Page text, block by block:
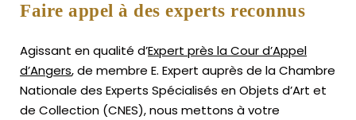
Faire appel à des experts reconnus
Agissant en qualité d’Expert près la Cour d’Appel
d’Angers, de membre E. Expert auprès de laChambre
Nationale des Experts Spécialisés en Objets d’Art et
de Collection (CNES),nous mettons à votre